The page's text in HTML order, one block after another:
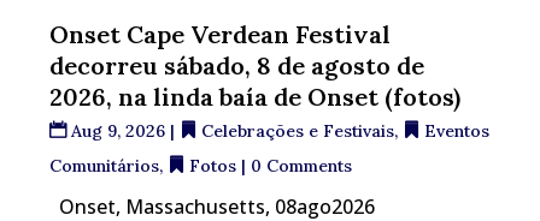
Onset Cape Verdean Festival
decorreu sábado, 8 de agosto de
2026, na linda baía de Onset (fotos)
Aug 9, 2026 | Celebrações e Festivais,
Eventos
Comunitários, Fotos | 0 Comments
Onset, Massachusetts, 08ago2026